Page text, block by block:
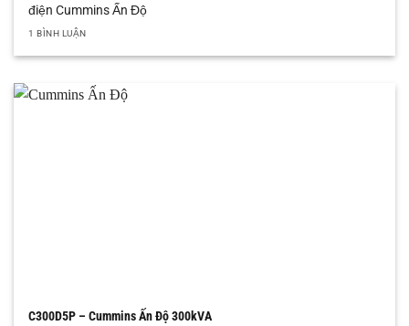
điện Cummins Ấn Độ
1 BÌNH LUẬN
C300D5P – Cummins Ấn Độ 300kVA